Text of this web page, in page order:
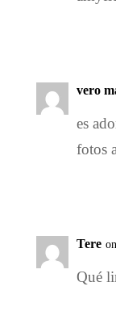
vero
es
fotos
Tere
Qué